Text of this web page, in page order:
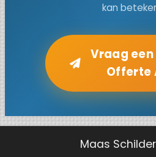
kan
Vraag
Offerte
Maas